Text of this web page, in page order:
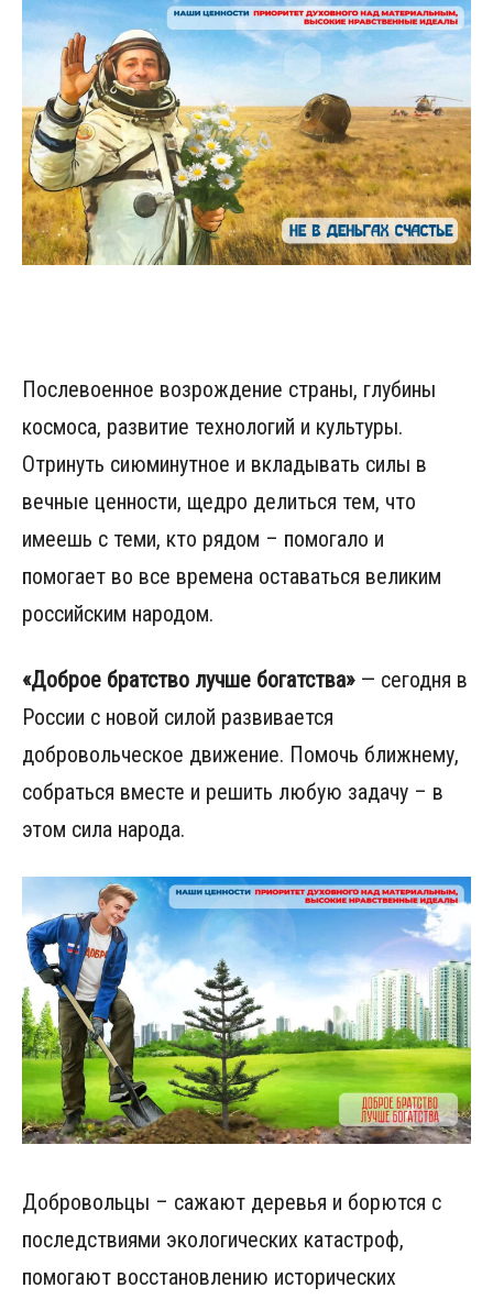
Послевоенное возрождение страны, глубины
космоса, развитие технологий и культуры.
Отринуть сиюминутное и вкладывать силы в
вечные ценности, щедро делиться тем, что
имеешь с теми, кто рядом – помогало и
помогает во все времена оставаться великим
российским народом.
«Доброе братство лучше богатства»— сегодня в
России с новой силой развивается
добровольческое движение. Помочь ближнему,
собраться вместе и решить любую задачу – в
этом сила народа.
Добровольцы – сажают деревья и борются с
последствиями экологических катастроф,
помогают восстановлению исторических